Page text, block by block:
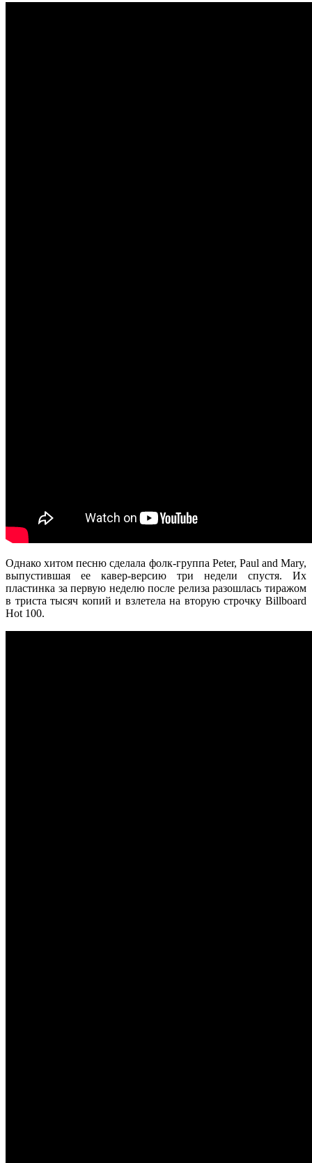
Однако хитом песню сделала фолк-группа Peter, Paul and Mary,
выпустившая ее кавер-версию три недели спустя. Их
пластинка за первую неделю после релиза разошлась тиражом
в триста тысяч копий и взлетела на вторую строчку Billboard
Hot 100.